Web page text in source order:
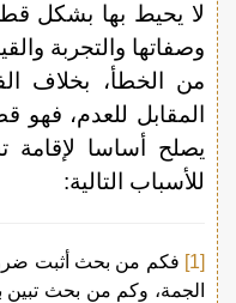
لا يحيط بها بشكل
وصفاتها والتجربة
من الخطأ، بخلاف
المقابل للعدم،
يصلح أساسا لإقامة
للأسباب التالية:
[1]
فكم من بحث أثبت ضرر
الجمة، وكم من بحث تبين